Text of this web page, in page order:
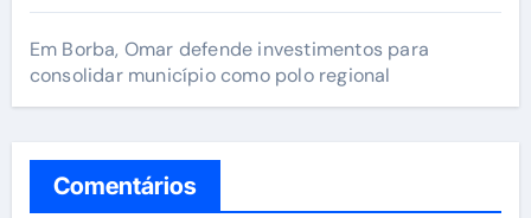
Em Borba, Omar defende investimentos para
consolidar município como polo regional
Comentários